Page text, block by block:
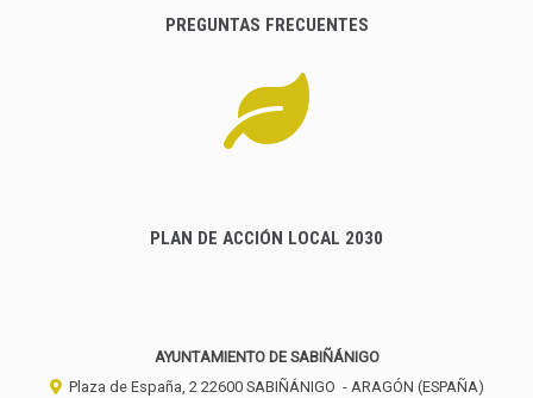
PREGUNTAS FRECUENTES
PLAN DE ACCIÓN LOCAL 2030
AYUNTAMIENTO DE SABIÑÁNIGO
Plaza de España, 2 22600 SABIÑÁNIGO - ARAGÓN (ESPAÑA)